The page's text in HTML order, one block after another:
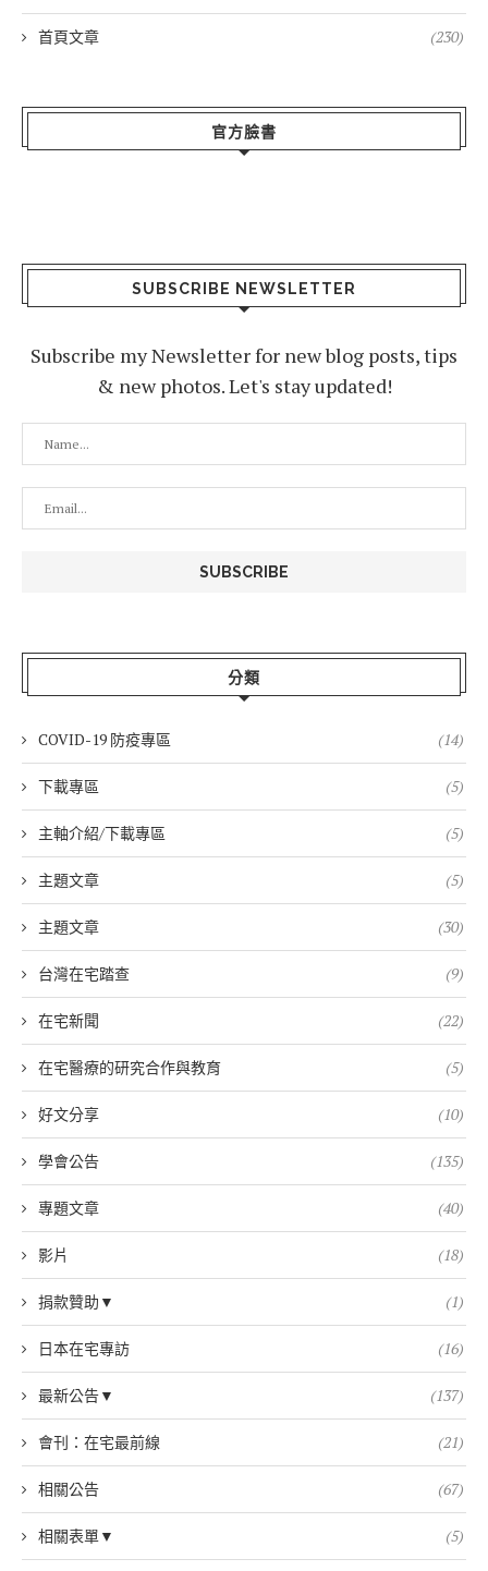
首頁文章 (230)
官方臉書
SUBSCRIBE NEWSLETTER
Subscribe my Newsletter for new blog posts, tips
& new photos. Let's stay updated!
分類
COVID-19 防疫專區 (14)
下載專區 (5)
主軸介紹/下載專區 (5)
主題文章 (5)
主題文章 (30)
台灣在宅踏查 (9)
在宅新聞 (22)
在宅醫療的研究合作與教育 (5)
好文分享 (10)
學會公告 (135)
專題文章 (40)
影片 (18)
捐款贊助▼ (1)
日本在宅專訪 (16)
最新公告▼ (137)
會刊：在宅最前線 (21)
相關公告 (67)
相關表單▼ (5)